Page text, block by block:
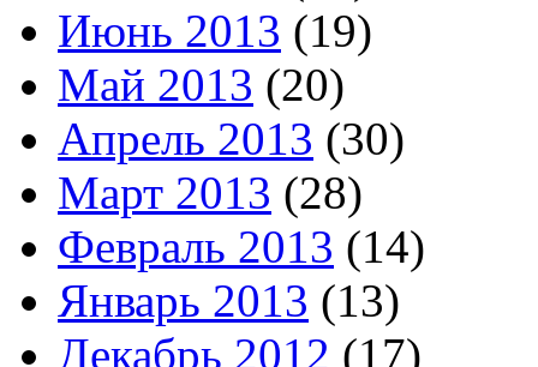
Июнь 2013 (19)
Май 2013 (20)
Апрель 2013 (30)
Март 2013 (28)
Февраль 2013 (14)
Январь 2013 (13)
Декабрь 2012 (17)